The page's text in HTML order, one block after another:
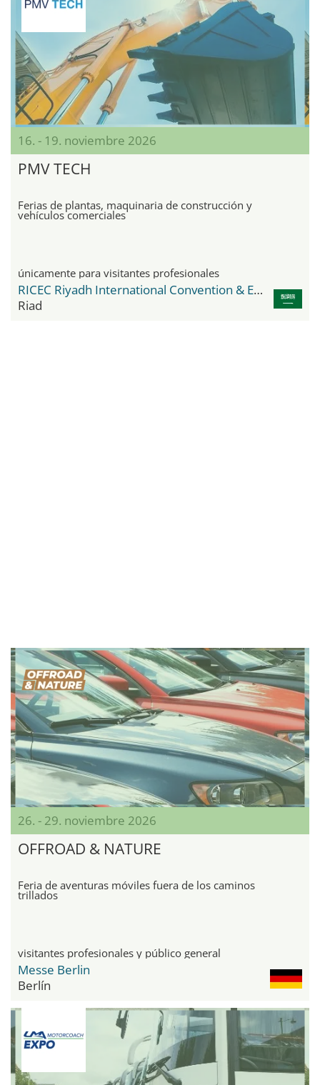
16. - 19. noviembre 2026
PMV TECH
Ferias de plantas, maquinaria de construcción y
vehículos comerciales
únicamente para visitantes profesionales
RICEC Riyadh International Convention & Exhibition Center
Riad
26. - 29. noviembre 2026
OFFROAD & NATURE
Feria de aventuras móviles fuera de los caminos
trillados
visitantes profesionales y público general
Messe Berlin
Berlín